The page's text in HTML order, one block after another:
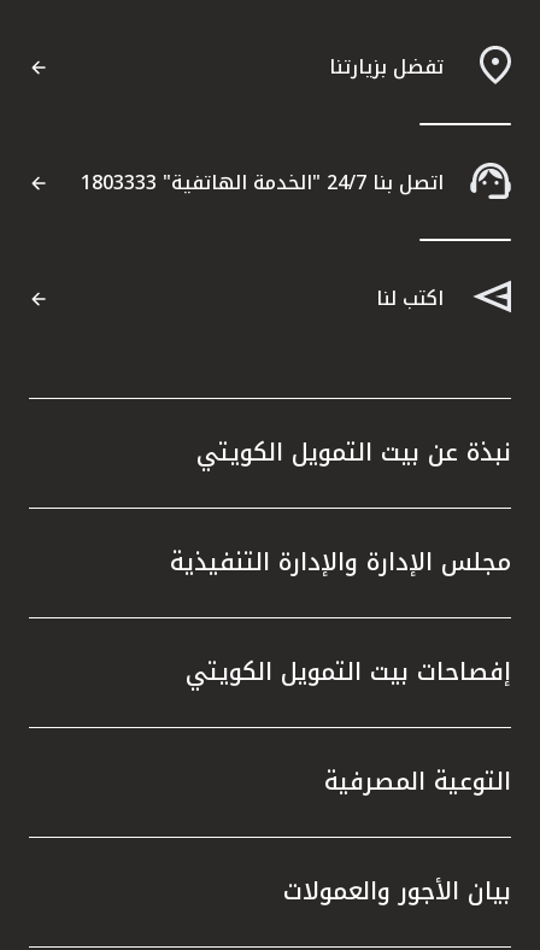
تفضل بزيارتنا
اتصل بنا 24/7 "الخدمة الهاتفية" 1803333
اكتب لنا
نبذة عن بيت التمويل الكويتي
مجلس الإدارة والإدارة التنفيذية
إفصاحات بيت التمويل الكويتي
التوعية المصرفية
بيان الأجور والعمولات